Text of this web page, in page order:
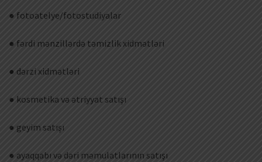
● fotoatelye/fotostudiyalar
● fərdi mənzillərdə təmizlik xidmətləri
● dərzi xidmətləri
● kosmetika və ətriyyat satışı
● geyim satışı
● ayaqqabı və dəri məmulatlarının satışı